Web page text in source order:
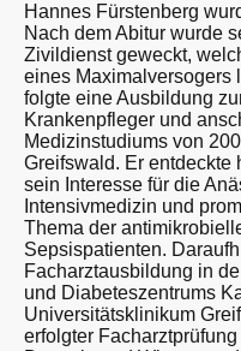
Hannes Fürstenberg
Nach dem Abitur wurde
Zivildienst geweckt,
eines Maximalversogers
folgte eine Ausbildung
Krankenpfleger und
Medizinstudiums von
Greifswald. Er entdeckte
sein Interesse für die
Intensivmedizin und
Thema der
Sepsispatienten.
Facharztausbildung in
und Diabeteszentrums
Universitätsklinikum
erfolgter